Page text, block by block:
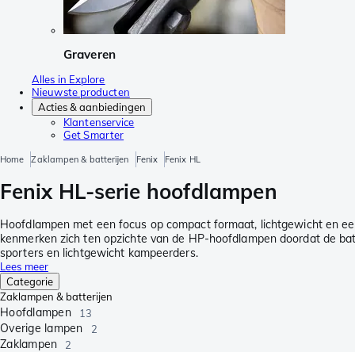
Graveren
Alles in Explore
Nieuwste producten
Acties & aanbiedingen
Klantenservice
Get Smarter
Home Zaklampen & batterijen Fenix Fenix HL
Fenix HL-serie hoofdlampen
Hoofdlampen met een focus op compact formaat, lichtgewicht en
kenmerken zich ten opzichte van de HP-hoofdlampen doordat de
sporters en lichtgewicht kampeerders.
Lees meer
Categorie
Zaklampen & batterijen
Hoofdlampen 13
Overige lampen 2
Zaklampen 2